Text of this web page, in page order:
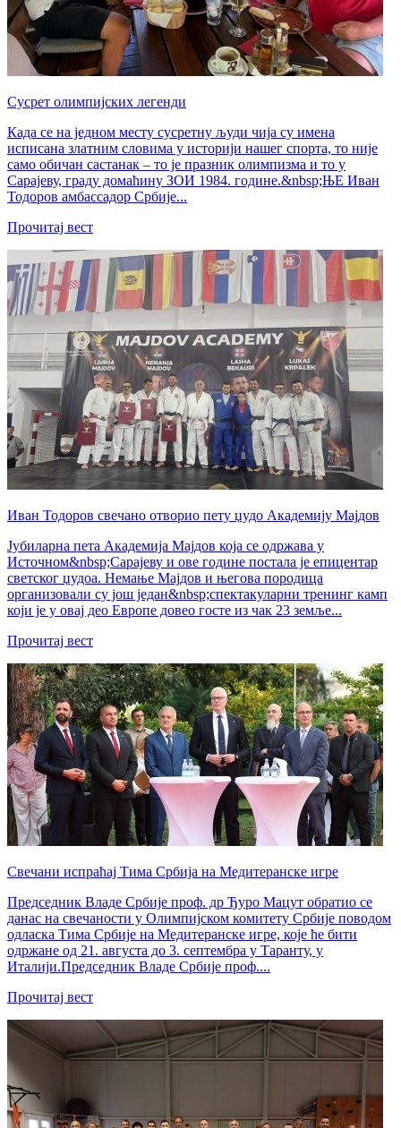
Сусрет олимпијских легенди
Када се на једном месту сусретну људи чија су имена
исписана златним словима у историји нашег спорта, то није
само обичан састанак – то је празник олимпизма и то у
Сарајеву, граду домаћину ЗОИ 1984. године.&nbsp;ЊЕ Иван
Тодоров амбассадор Србије...
Прочитај вест
Иван Тодоров свечано отворио пету џудо Академију Мајдов
Јубиларна пета Академија Мајдов која се одржава у
Источном&nbsp;Сарајеву и ове године постала је епицентар
светског џудоа. Немање Мајдов и његова породица
организовали су још један&nbsp;спектакуларни тренинг камп
који је у овај део Европе довео госте из чак 23 земље...
Прочитај вест
Свечани испраћај Тима Србија на Медитеранске игре
Председник Владе Србије проф. др Ђуро Мацут обратио се
данас на свечаности у Олимпијском комитету Србије поводом
одласка Тима Србије на Медитеранске игре, које ће бити
одржане од 21. августа до 3. септембра у Таранту, у
Италији.Председник Владе Србије проф....
Прочитај вест